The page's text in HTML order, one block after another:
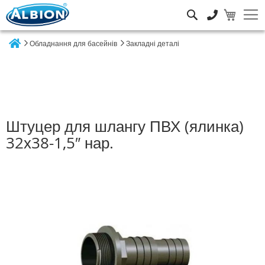
Обладнання для басейнів Закладні деталі
Штуцер для шлангу ПВХ (ялинка)
32х38-1,5″ нар.